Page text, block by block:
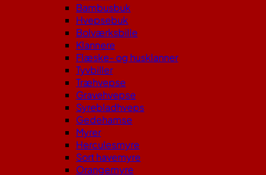
Bambusbuk
Hvepsebuk
Bolværksbille
Klannere
Flæske- og husklanner
Tyvbiller
Træhvepse
Gravehvepse
Syrebladhveps
Gedehamse
Myrer
Herculesmyre
Sort havemyre
Orangemyre